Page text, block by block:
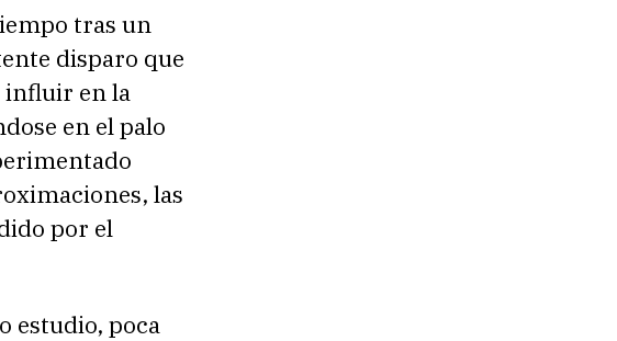
tras un
disparo que
influir en la
en el palo
las
por el
estudio, poca